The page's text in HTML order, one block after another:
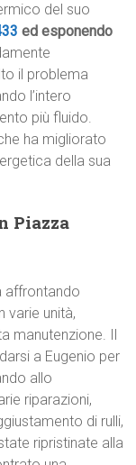
del suo
ed esponendo
il problema
l’intero
più fluido.
ha migliorato
della sua
Piazza
affrontando
varie unità,
manutenzione. Il
a Eugenio per
allo
riparazioni,
di rulli,
ripristinate alla